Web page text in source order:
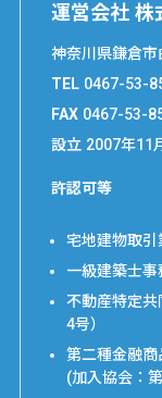
運営会社 株
神奈川県鎌倉
TEL 0467-53-
FAX 0467-53-
設立 2007年11
許認可等
宅地建物取
一級建築士
不動産特定共
4号）
第二種金融商
(加入協会：